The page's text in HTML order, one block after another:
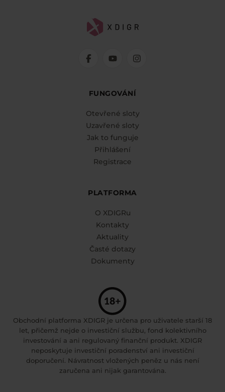
FUNGOVÁNÍ
Otevřené sloty
Uzavřené sloty
Jak to funguje
Přihlášení
Registrace
PLATFORMA
O XDIGRu
Kontakty
Aktuality
Časté dotazy
Dokumenty
Obchodní platforma XDIGR je určena pro uživatele starší 18
let, přičemž nejde o investiční službu, fond kolektivního
investování a ani regulovaný finanční produkt. XDIGR
neposkytuje investiční poradenství ani investiční
doporučení. Návratnost vložených peněz u nás není
zaručena ani nijak garantována.